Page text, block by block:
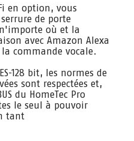
en option, vous
de porte
où et la
avec Amazon Alexa
commande vocale.
128 bit, les normes de
sont respectées et,
du HomeTec Pro
le seul à pouvoir
tant